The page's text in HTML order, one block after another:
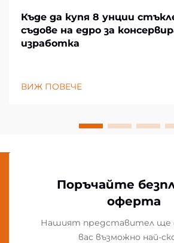
Къде да купя 8 унции
съдове на едро за
изработка
ВИЖ ПОВЕЧЕ
Поръчайте
оферта
Нашият представител ще
вас възможно най-